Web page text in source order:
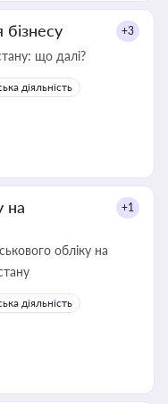
+3
що далі?
діяльність
на
+1
обліку на
діяльність